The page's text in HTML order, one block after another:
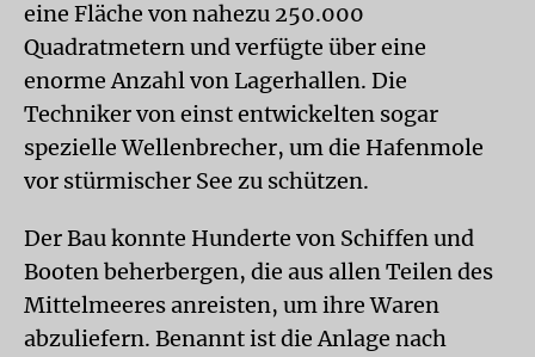
eine Fläche von nahezu 250.000
Quadratmetern und verfügte über eine
enorme Anzahl von Lagerhallen. Die
Techniker von einst entwickelten sogar
spezielle Wellenbrecher, um die Hafenmole
vor stürmischer See zu schützen.
Der Bau konnte Hunderte von Schiffen und
Booten beherbergen, die aus allen Teilen des
Mittelmeeres anreisten, um ihre Waren
abzuliefern. Benannt ist die Anlage nach